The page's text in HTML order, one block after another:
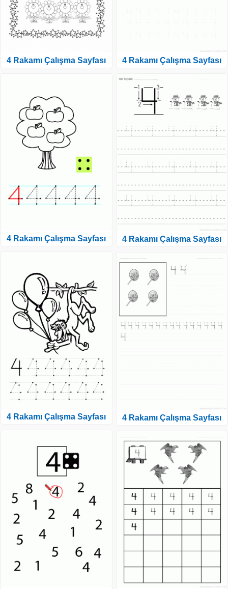
4 Rakamı Çalışma Sayfası
4 Rakamı Çalışma Sayfası
4 Rakamı Çalışma Sayfası
4 Rakamı Çalışma Sayfası
4 Rakamı Çalışma Sayfası
4 Rakamı Çalışma Sayfası